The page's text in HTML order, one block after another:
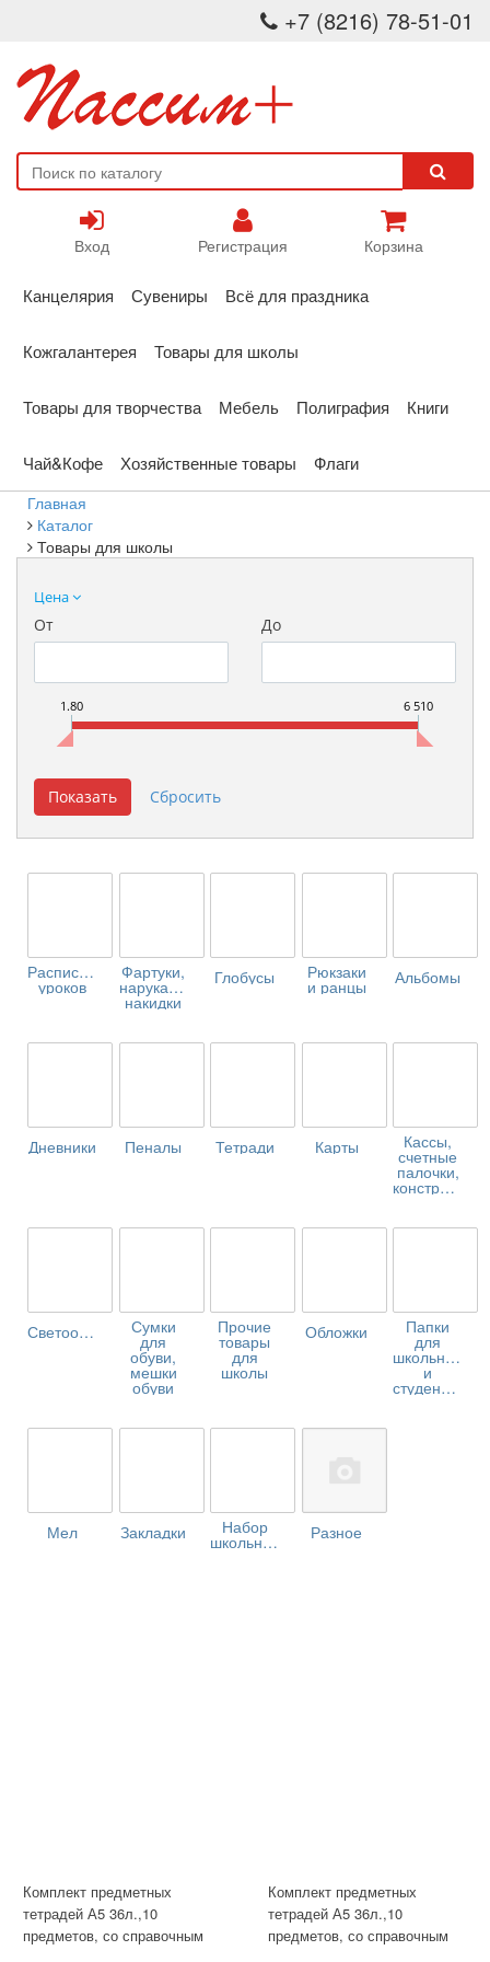
+7 (8216) 78-51-01
Вход Регистрация Корзина
Канцелярия Сувениры Всё для праздника
Кожгалантерея Товары для школы
Товары для творчества Мебель Полиграфия Книги
Чай&Кофе Хозяйственные товары Флаги
Главная
Каталог
Товары для школы
Цена
От До
1.80 6 510
Расписание
уроков
Фартуки,
нарукавники,
накидки
Глобусы Рюкзаки
и ранцы Альбомы
Дневники Пеналы Тетради Карты Кассы,
счетные
палочки,
конструкторы
Светоотражатели Сумки
для
обуви,
мешки
обуви
Прочие
товары
для
школы
Обложки Папки
для
школьников
и
студентов
Мел Закладки Набор
школьника Разное
Комплект предметных
тетрадей А5 36л.,10
предметов, со справочным
Комплект предметных
тетрадей А5 36л.,10
предметов, со справочным